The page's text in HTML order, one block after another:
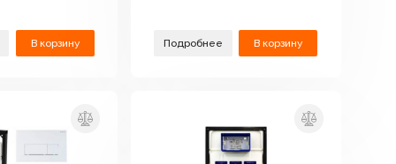
В корзину Подробнее В корзину